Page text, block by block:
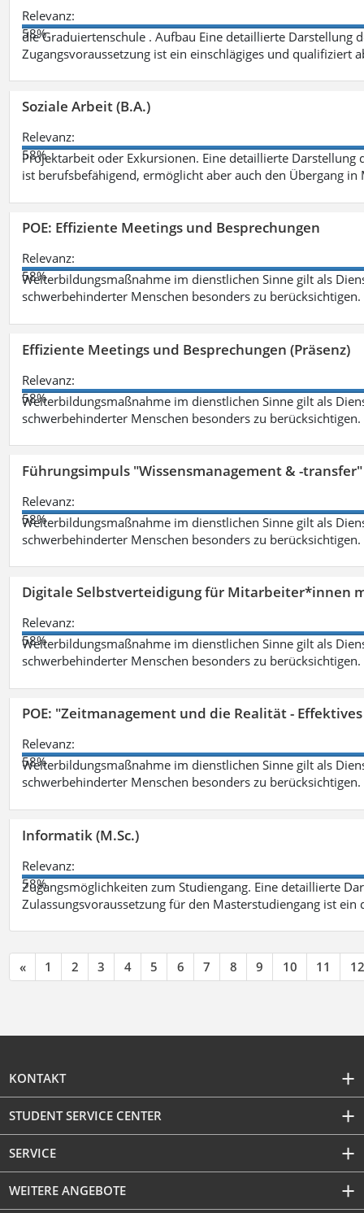
Relevanz:
58%
die Graduiertenschule . Aufbau Eine detaillierte Darstellung
Zugangsvoraussetzung ist ein einschlägiges und qualifiziert
Soziale Arbeit (B.A.)
Relevanz:
58%
Projektarbeit oder Exkursionen. Eine detaillierte
ist berufsbefähigend, ermöglicht aber auch den Übergang in
POE: Effiziente Meetings und Besprechungen
Relevanz:
58%
Weiterbildungsmaßnahme im dienstlichen Sinne gilt als
schwerbehinderter Menschen besonders zu berücksichtigen.
Effiziente Meetings und Besprechungen (Präsenz)
Relevanz:
58%
Weiterbildungsmaßnahme im dienstlichen Sinne gilt als
schwerbehinderter Menschen besonders zu berücksichtigen.
Führungsimpuls "Wissensmanagement & -
Relevanz:
58%
Weiterbildungsmaßnahme im dienstlichen Sinne gilt als
schwerbehinderter Menschen besonders zu berücksichtigen.
Digitale Selbstverteidigung für Mitarbeiter*innen
Relevanz:
58%
Weiterbildungsmaßnahme im dienstlichen Sinne gilt als
schwerbehinderter Menschen besonders zu berücksichtigen.
POE: "Zeitmanagement und die Realität -
Relevanz:
58%
Weiterbildungsmaßnahme im dienstlichen Sinne gilt als
schwerbehinderter Menschen besonders zu berücksichtigen.
Informatik (M.Sc.)
Relevanz:
58%
Zugangsmöglichkeiten zum Studiengang. Eine detaillierte
Zulassungsvoraussetzung für den Masterstudiengang ist
« 1 2 3 4 5 6 7 8 9 10 11 12
KONTAKT
STUDENT SERVICE CENTER
SERVICE
WEITERE ANGEBOTE